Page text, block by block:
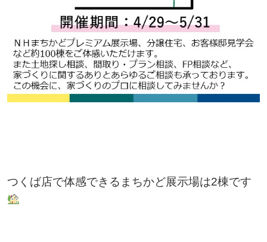
つくば店で体感できるまちかど展示場は2棟です